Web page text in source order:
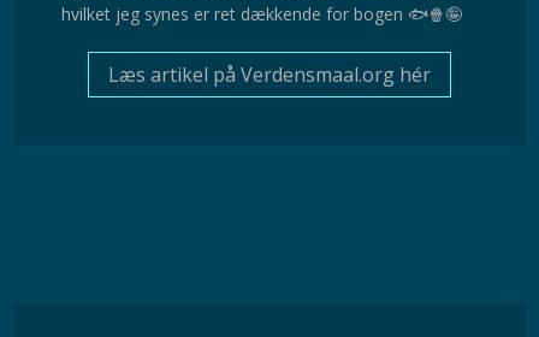
hvilket jeg synes er ret dækkende for bogen 🐟🍿🤪
Læs artikel på Verdensmaal.org hér